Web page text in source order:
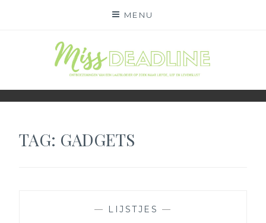
MENU
MISS DEADLINE
ONDERWEG NAAR LIEFDE, LEF EN LEVENSLUST
TAG: GADGETS
— LIJSTJES —